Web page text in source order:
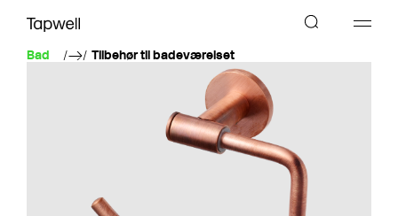
Bad Tilbehør til badeværelset